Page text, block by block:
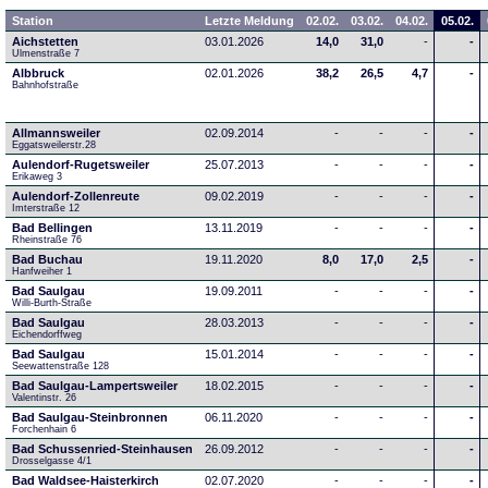
Station Letzte Meldung 02.02. 03.02. 04.02. 05.02.
Aichstetten
Ulmenstraße 7
03.01.2026 14,0 31,0 - -
Albbruck
Bahnhofstraße
02.01.2026 38,2 26,5 4,7 -
Allmannsweiler
Eggatsweilerstr.28
02.09.2014 - - - -
Aulendorf-Rugetsweiler
Erikaweg 3
25.07.2013 - - - -
Aulendorf-Zollenreute
Imterstraße 12
09.02.2019 - - - -
Bad Bellingen
Rheinstraße 76
13.11.2019 - - - -
Bad Buchau
Hanfweiher 1
19.11.2020 8,0 17,0 2,5 -
Bad Saulgau
Willi-Burth-Straße
19.09.2011 - - - -
Bad Saulgau
Eichendorffweg
28.03.2013 - - - -
Bad Saulgau
Seewattenstraße 128
15.01.2014 - - - -
Bad Saulgau-Lampertsweiler
Valentinstr. 26
18.02.2015 - - - -
Bad Saulgau-Steinbronnen
Forchenhain 6
06.11.2020 - - - -
Bad Schussenried-Steinhausen
Drosselgasse 4/1
26.09.2012 - - - -
Bad Waldsee-Haisterkirch 02.07.2020 - - - -